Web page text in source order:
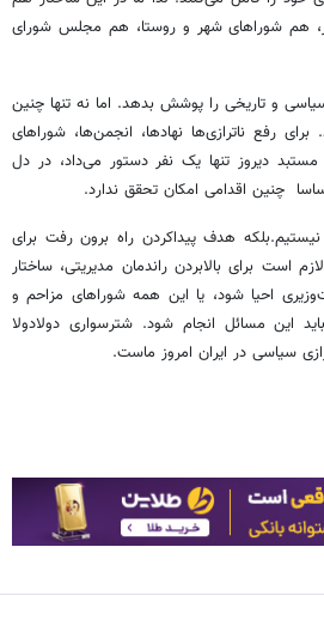
هم شوراهای شهر و روستا، هم مجلس شورای
سیاسی و تاریخی را پوشش بدهد. اما نه تنها چنین
رفع ناترازی‌ها نهادها، انجمن‌ها، شوراهای
دیروز تنها یک نفر دستور می‌داد، در دل
چنین اقدامی امکان تحقق ندارد.
هدف پیداکردن راه برون رفت برای
است برای بالابردن راندمان مدیریتی، ساختار
احیا شود، یا این همه شوراهای مزاحم و
این مسائل انجام شود. شترسواری دولادولا
سیاسی در ایران امروز ماست.